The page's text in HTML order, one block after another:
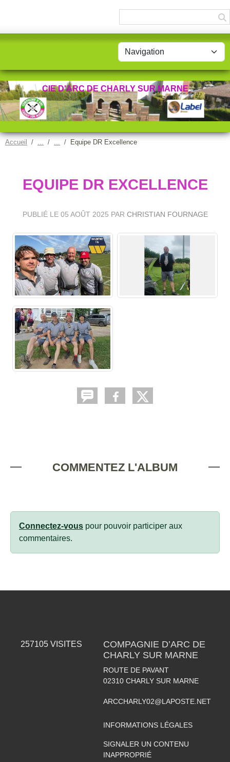
CIE D'ARC DE CHARLY SUR MARNE
Accueil Equipe DR Excellence
EQUIPE DR EXCELLENCE
PUBLIÉ LE 05 AOÛT 2025 PAR CHRISTIAN FOURNAGE
COMMENTEZ L'ALBUM
Connectez-vous pour pouvoir participer aux
commentaires.
257105 VISITES
COMPAGNIE D’ARC DE
CHARLY SUR MARNE
ROUTE DE PAVANT
02310 CHARLY SUR MARNE
ARCCHARLY02@LAPOSTE.NET
INFORMATIONS LÉGALES
SIGNALER UN CONTENU
INAPPROPRIÉ